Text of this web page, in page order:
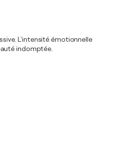
L'intensité émotionnelle
indomptée.